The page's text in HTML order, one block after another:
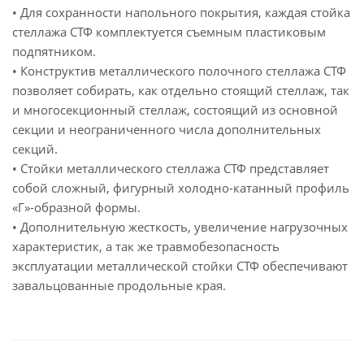
• Для сохранности напольного покрытия, каждая стойка
стеллажа СТФ комплектуется съемным пластиковым
подпятником.
• Конструктив металлического полочного стеллажа СТФ
позволяет собирать, как отдельно стоящий стеллаж, так
и многосекционный стеллаж, состоящий из основной
секции и неограниченного числа дополнительных
секций.
• Стойки металлического стеллажа СТФ представляет
собой сложный, фигурный холодно-катанный профиль
«Г»-образной формы.
• Дополнительную жесткость, увеличение нагрузочных
характеристик, а так же травмобезопасность
эксплуатации металлической стойки СТФ обеспечивают
завальцованные продольные края.